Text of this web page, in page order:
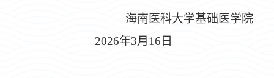
海南医科大学基础医学院
2026年3月 16 日